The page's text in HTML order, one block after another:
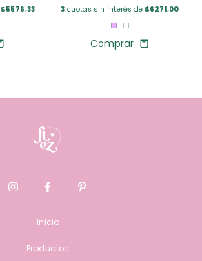
$5576,33
3 cuotas sin interés de $6271,00
Comprar
Inicio
Productos